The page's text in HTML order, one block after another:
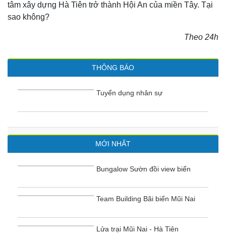
tâm xây dựng Hà Tiên trở thành Hội An của miền Tây. Tại
sao không?
Theo 24h
THÔNG BÁO
Tuyển dụng nhân sự
MỚI NHẤT
Bungalow Sườn đồi view biển
Team Building Bãi biển Mũi Nai
Lửa trại Mũi Nai - Hà Tiên